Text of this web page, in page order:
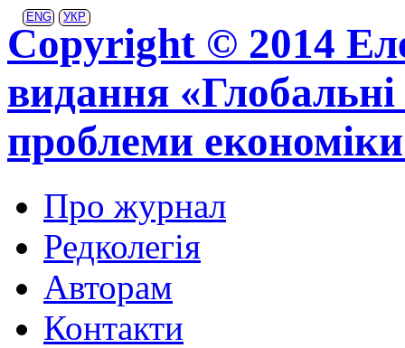
ENG УКР
Copyright © 2014
видання «Глобальні
проблеми
Про журнал
Редколегія
Авторам
Контакти